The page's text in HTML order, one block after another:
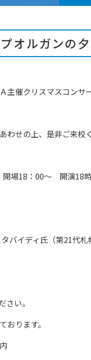
プオルガンの
主催クリスマスコンサ
わせの上、是非ご来校
場18：00～ 開演18時
バイディ氏（第21代札
さい。
おります。